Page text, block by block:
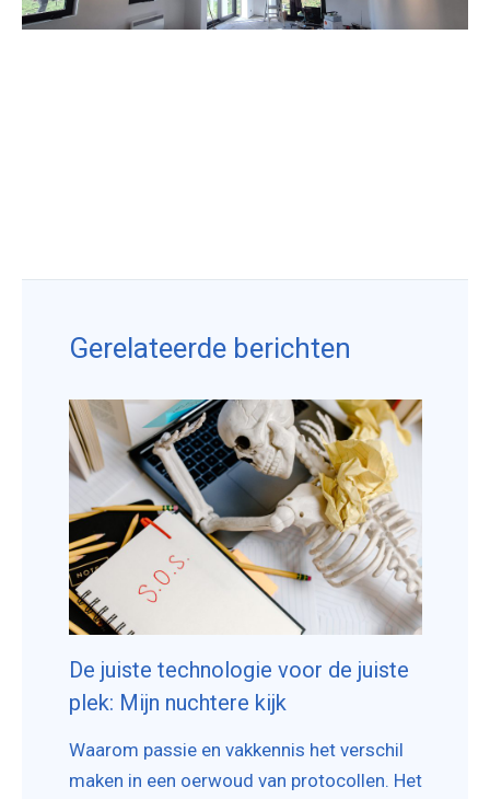
Gerelateerde berichten
De juiste technologie voor de juiste
plek: Mijn nuchtere kijk
Waarom passie en vakkennis het verschil
maken in een oerwoud van protocollen. Het